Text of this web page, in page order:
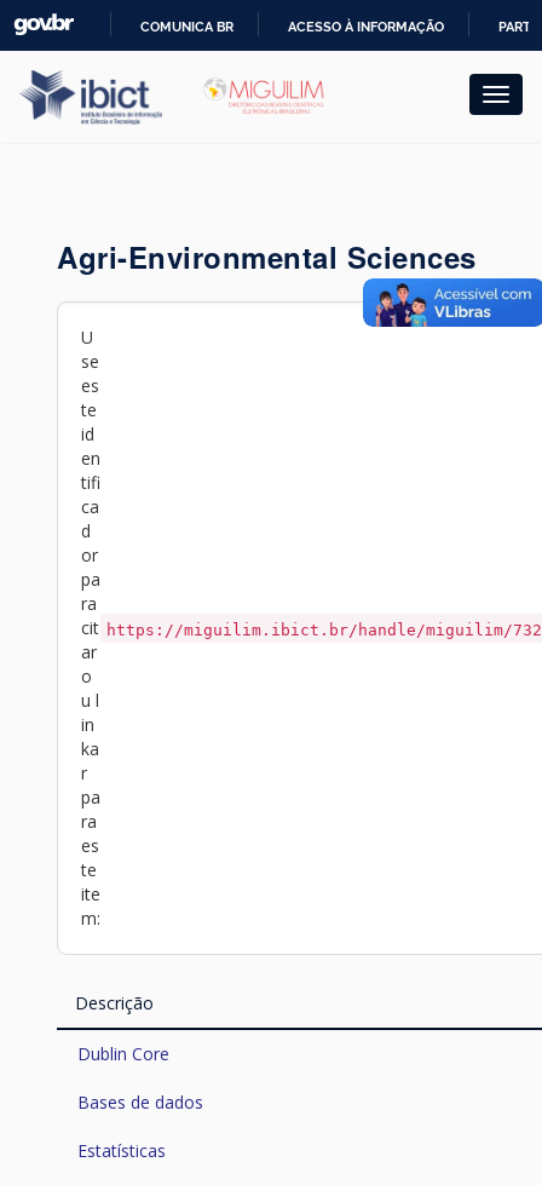
navigation
PARA
O
COMUNICA BR ACESSO À INFORMAÇÃO
Agri-Environmental Sciences
U
se
es
te
id
en
tifi
ca
d
or
pa
ra
cit
ar
o
u l
in
ka
r
pa
ra
es
te
ite
m:
https://miguilim.ibict.br/handle/miguilim/
Descrição
Dublin Core
Bases de dados
Estatísticas